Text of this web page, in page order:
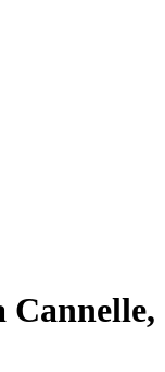
Cannelle,